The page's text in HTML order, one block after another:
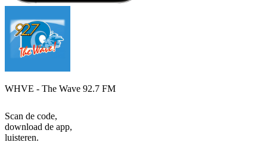
WHVE - The Wave 92.7 FM
Scan de code,
download de app,
luisteren.